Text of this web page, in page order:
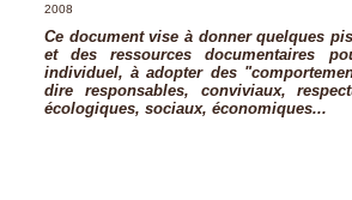
2008
Ce document vise à donner quelques
et des ressources documentaires
individuel, à adopter des
dire responsables, conviviaux,
écologiques, sociaux, économiques...